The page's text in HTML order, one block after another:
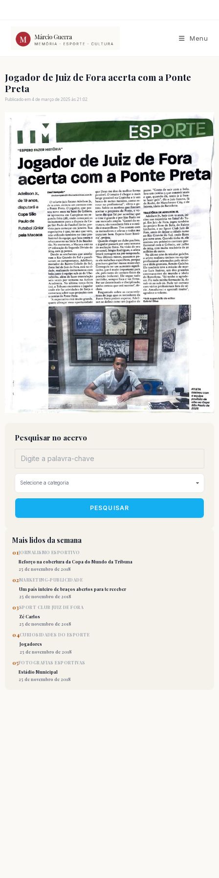
conteúdo
Menu
Jogador de Juiz de Fora acerta com a Ponte
Preta
Publicado em 4 de março de 2025 às 21:02
Pesquisar no acervo
PESQUISAR
Mais lidos da semana
01JORNALISMO ESPORTIVO
Reforço na cobertura da Copa do Mundo da Tribuna
25 de novembro de 2018
02MARKETING-PUBLICIDADE
Um país inteiro de braços abertos para te receber
25 de novembro de 2018
03SPORT CLUB JUIZ DE FORA
Zé Carlos
25 de novembro de 2018
04CURIOSIDADES DO ESPORTE
Jogadores
25 de novembro de 2018
05FOTOGRAFIAS ESPORTIVAS
Estádio Municipal
25 de novembro de 2018